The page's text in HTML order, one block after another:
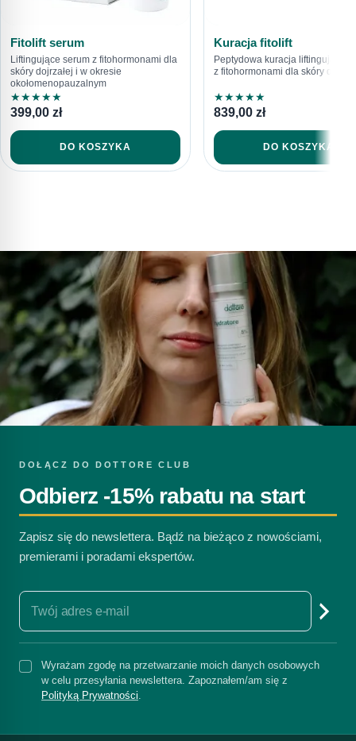
Fitolift serum
Liftingujące serum z fitohormonami dla
skóry dojrzałej i w okresie
okołomenopauzalnym
★★★★★
399,00 zł
DO KOSZYKA
Kuracja fitolift
Peptydowa kuracja liftingująca z
z fitohormonami dla skóry
★★★★★
839,00 zł
DO KOSZYKA
DOŁĄCZ DO DOTTORE CLUB
Odbierz -15% rabatu na start
Zapisz się do newslettera. Bądź na bieżąco z nowościami,
premierami i poradami ekspertów.
Wyrażam zgodę na przetwarzanie moich danych osobowych
w celu przesyłania newslettera. Zapoznałem/am się z
Polityką Prywatności.